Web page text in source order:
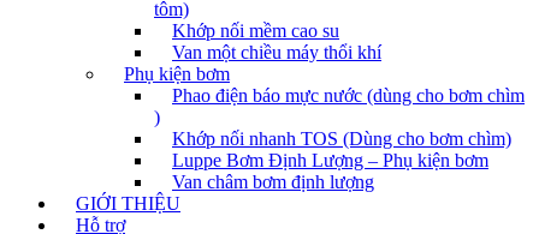
tôm)
Khớp nối mềm cao su
Van một chiều máy thổi khí
Phụ kiện bơm
Phao điện báo mực nước (dùng cho bơm chìm
)
Khớp nối nhanh TOS (Dùng cho bơm chìm)
Luppe Bơm Định Lượng – Phụ kiện bơm
Van châm bơm định lượng
GIỚI THIỆU
Hỗ trợ